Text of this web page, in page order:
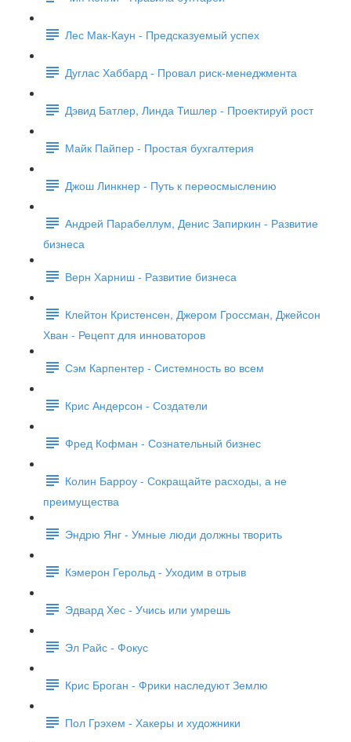
Лес Мак-Каун - Предсказуемый успех
Дуглас Хаббард - Провал риск-менеджмента
Дэвид Батлер, Линда Тишлер - Проектируй рост
Майк Пайпер - Простая бухгалтерия
Джош Линкнер - Путь к переосмыслению
Андрей Парабеллум, Денис Запиркин - Развитие
бизнеса
Верн Харниш - Развитие бизнеса
Клейтон Кристенсен, Джером Гроссман, Джейсон
Хван - Рецепт для инноваторов
Сэм Карпентер - Системность во всем
Крис Андерсон - Создатели
Фред Кофман - Сознательный бизнес
Колин Барроу - Сокращайте расходы, а не
преимущества
Эндрю Янг - Умные люди должны творить
Кэмерон Герольд - Уходим в отрыв
Эдвард Хес - Учись или умрешь
Эл Райс - Фокус
Крис Броган - Фрики наследуют Землю
Пол Грэхем - Хакеры и художники